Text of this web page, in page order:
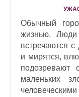
Обычный
жизнью. Люди
встречаются
и мирятся,
подозревают
маленьких